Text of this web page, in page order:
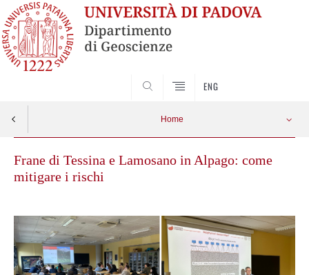
ENG
Home
Frane di Tessina e Lamosano in Alpago: come
mitigare i rischi